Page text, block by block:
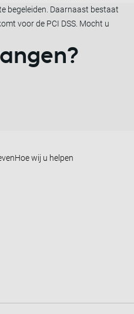
begeleiden. Daarnaast bestaat
voor de PCI DSS. Mocht u
Hoe wij u helpen